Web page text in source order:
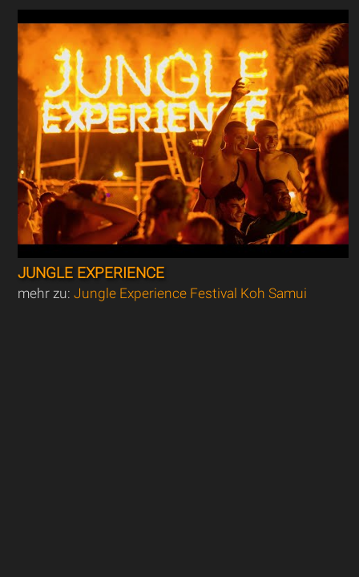
JUNGLE EXPERIENCE
mehr zu:Jungle Experience Festival Koh Samui